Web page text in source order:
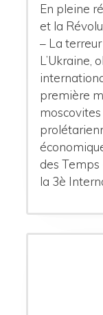
En pleine
et la
– La
L’Ukraine,
première
des Temps
la 3è